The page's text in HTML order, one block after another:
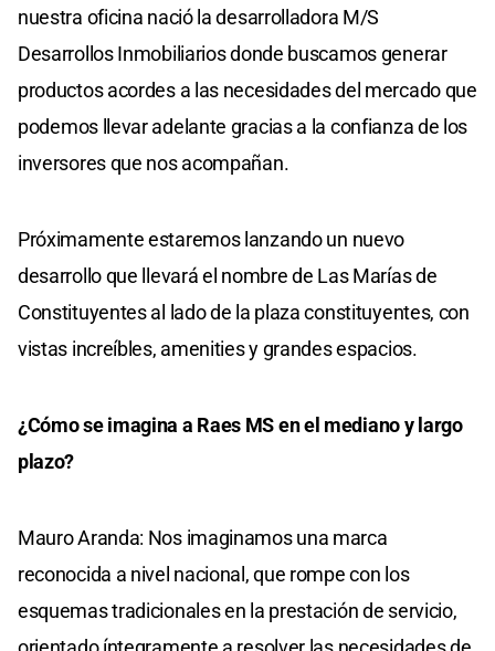
nuestra oficina nació la desarrolladora M/S
Desarrollos Inmobiliarios donde buscamos generar
productos acordes a las necesidades del mercado que
podemos llevar adelante gracias a la confianza de los
inversores que nos acompañan.
Próximamente estaremos lanzando un nuevo
desarrollo que llevará el nombre de Las Marías de
Constituyentes al lado de la plaza constituyentes, con
vistas increíbles, amenities y grandes espacios.
¿Cómo se imagina a Raes MS en el mediano y largo
plazo?
Mauro Aranda: Nos imaginamos una marca
reconocida a nivel nacional, que rompe con los
esquemas tradicionales en la prestación de servicio,